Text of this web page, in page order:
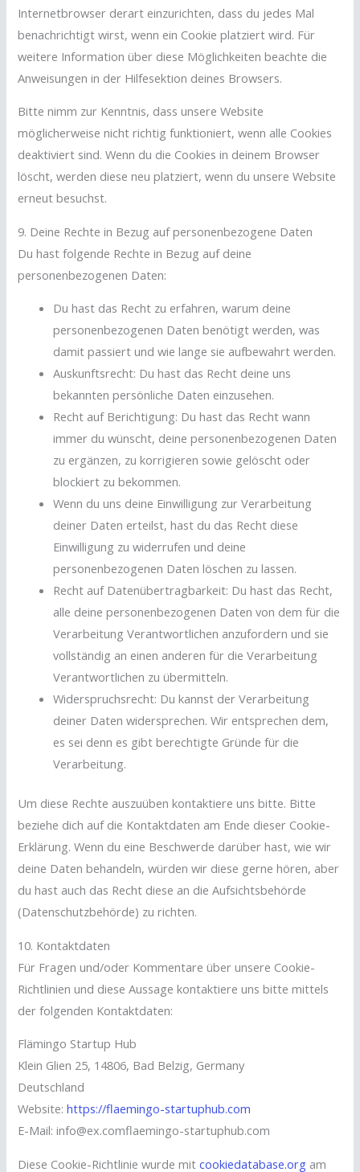
Internetbrowser derart einzurichten, dass du jedes Mal
benachrichtigt wirst, wenn ein Cookie platziert wird. Für
weitere Information über diese Möglichkeiten beachte die
Anweisungen in der Hilfesektion deines Browsers.
Bitte nimm zur Kenntnis, dass unsere Website
möglicherweise nicht richtig funktioniert, wenn alle Cookies
deaktiviert sind. Wenn du die Cookies in deinem Browser
löscht, werden diese neu platziert, wenn du unsere Website
erneut besuchst.
9. Deine Rechte in Bezug auf personenbezogene Daten
Du hast folgende Rechte in Bezug auf deine
personenbezogenen Daten:
Du hast das Recht zu erfahren, warum deine
personenbezogenen Daten benötigt werden, was
damit passiert und wie lange sie aufbewahrt werden.
Auskunftsrecht: Du hast das Recht deine uns
bekannten persönliche Daten einzusehen.
Recht auf Berichtigung: Du hast das Recht wann
immer du wünscht, deine personenbezogenen Daten
zu ergänzen, zu korrigieren sowie gelöscht oder
blockiert zu bekommen.
Wenn du uns deine Einwilligung zur Verarbeitung
deiner Daten erteilst, hast du das Recht diese
Einwilligung zu widerrufen und deine
personenbezogenen Daten löschen zu lassen.
Recht auf Datenübertragbarkeit: Du hast das Recht,
alle deine personenbezogenen Daten von dem für die
Verarbeitung Verantwortlichen anzufordern und sie
vollständig an einen anderen für die Verarbeitung
Verantwortlichen zu übermitteln.
Widerspruchsrecht: Du kannst der Verarbeitung
deiner Daten widersprechen. Wir entsprechen dem,
es sei denn es gibt berechtigte Gründe für die
Verarbeitung.
Um diese Rechte auszuüben kontaktiere uns bitte. Bitte
beziehe dich auf die Kontaktdaten am Ende dieser Cookie-
Erklärung. Wenn du eine Beschwerde darüber hast, wie wir
deine Daten behandeln, würden wir diese gerne hören, aber
du hast auch das Recht diese an die Aufsichtsbehörde
(Datenschutzbehörde) zu richten.
10. Kontaktdaten
Für Fragen und/oder Kommentare über unsere Cookie-
Richtlinien und diese Aussage kontaktiere uns bitte mittels
der folgenden Kontaktdaten:
Flämingo Startup Hub
Klein Glien 25, 14806, Bad Belzig, Germany
Deutschland
Website:https://flaemingo-startuphub.com
E-Mail:info@ex.comflaemingo-startuphub.com
Diese Cookie-Richtlinie wurde mitcookiedatabase.org am